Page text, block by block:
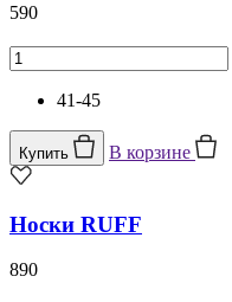
590
41-45
Купить В корзине
Носки RUFF
890